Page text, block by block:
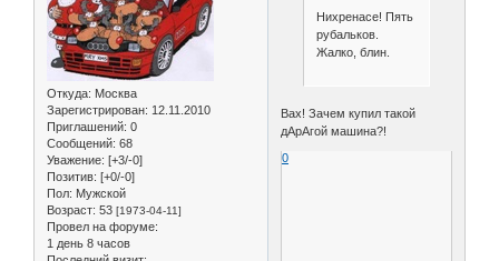
Откуда: Москва
Зарегистрирован: 12.11.2010
Приглашений: 0
Сообщений: 68
Уважение: [+3/-0]
Позитив: [+0/-0]
Пол: Мужской
Возраст: 53 [1973-04-11]
Провел на форуме:
1 день 8 часов
Нихренасе! Пять
рубальков.
Жалко, блин.
Вах! Зачем купил такой
дАрАгой машина?!
0